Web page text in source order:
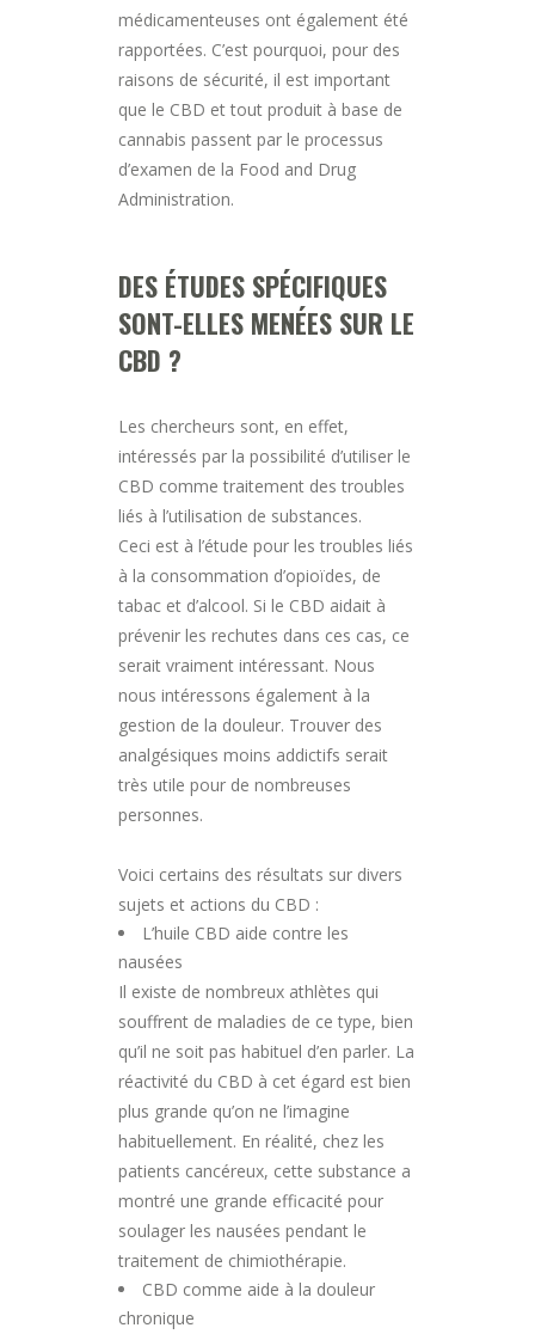
médicamenteuses ont également été
rapportées. C’est pourquoi, pour des
raisons de sécurité, il est important
que le CBD et tout produit à base de
cannabis passent par le processus
d’examen de la Food and Drug
Administration.
DES ÉTUDES SPÉCIFIQUES
SONT-ELLES MENÉES SUR LE
CBD ?
Les chercheurs sont, en effet,
intéressés par la possibilité d’utiliser le
CBD comme traitement des troubles
liés à l’utilisation de substances.
Ceci est à l’étude pour les troubles liés
à la consommation d’opioïdes, de
tabac et d’alcool. Si le CBD aidait à
prévenir les rechutes dans ces cas, ce
serait vraiment intéressant. Nous
nous intéressons également à la
gestion de la douleur. Trouver des
analgésiques moins addictifs serait
très utile pour de nombreuses
personnes.
Voici certains des résultats sur divers
sujets et actions du CBD :
L’huile CBD aide contre les
nausées
Il existe de nombreux athlètes qui
souffrent de maladies de ce type, bien
qu’il ne soit pas habituel d’en parler. La
réactivité du CBD à cet égard est bien
plus grande qu’on ne l’imagine
habituellement. En réalité, chez les
patients cancéreux, cette substance a
montré une grande efficacité pour
soulager les nausées pendant le
traitement de chimiothérapie.
CBD comme aide à la douleur
chronique